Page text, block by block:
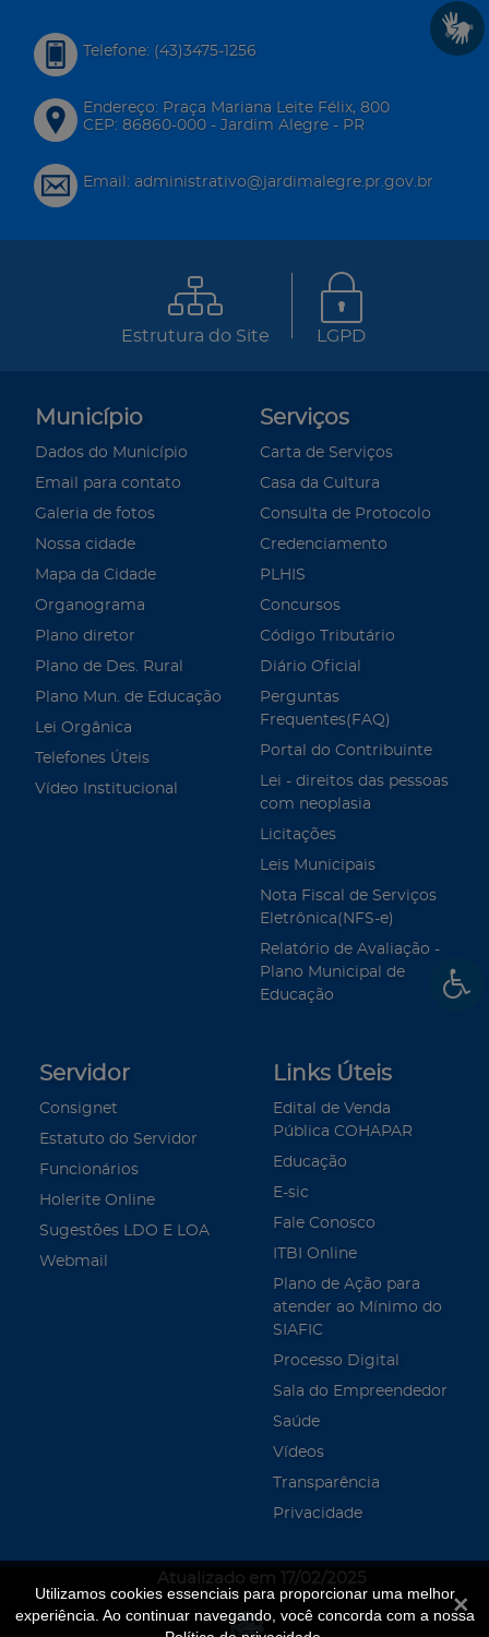
Utilizamos cookies essenciais para proporcionar uma melhor
experiência. Ao continuar navegando, você concorda com a nossa
Telefone: (43)3475-1256
Endereço: Praça Mariana Leite Félix, 800
CEP: 86860-000 - Jardim Alegre - PR
Email: administrativo@jardimalegre.pr.gov.br
Estrutura do Site LGPD
Município
Dados do Município
Email para contato
Galeria de fotos
Nossa cidade
Mapa da Cidade
Organograma
Plano diretor
Plano de Des. Rural
Plano Mun. de Educação
Lei Orgânica
Telefones Úteis
Vídeo Institucional
Serviços
Carta de Serviços
Casa da Cultura
Consulta de Protocolo
Credenciamento
PLHIS
Concursos
Código Tributário
Diário Oficial
Perguntas
Frequentes(FAQ)
Portal do Contribuinte
Lei - direitos das pessoas
com neoplasia
Licitações
Leis Municipais
Nota Fiscal de Serviços
Eletrônica(NFS-e)
Relatório de Avaliação -
Plano Municipal de
Educação
Servidor
Consignet
Estatuto do Servidor
Funcionários
Holerite Online
Sugestões LDO E LOA
Webmail
Links Úteis
Edital de Venda
Pública COHAPAR
Educação
E-sic
Fale Conosco
ITBI Online
Plano de Ação para
atender ao Mínimo do
SIAFIC
Processo Digital
Sala do Empreendedor
Saúde
Vídeos
Transparência
Privacidade
Atualizado em 17/02/2025